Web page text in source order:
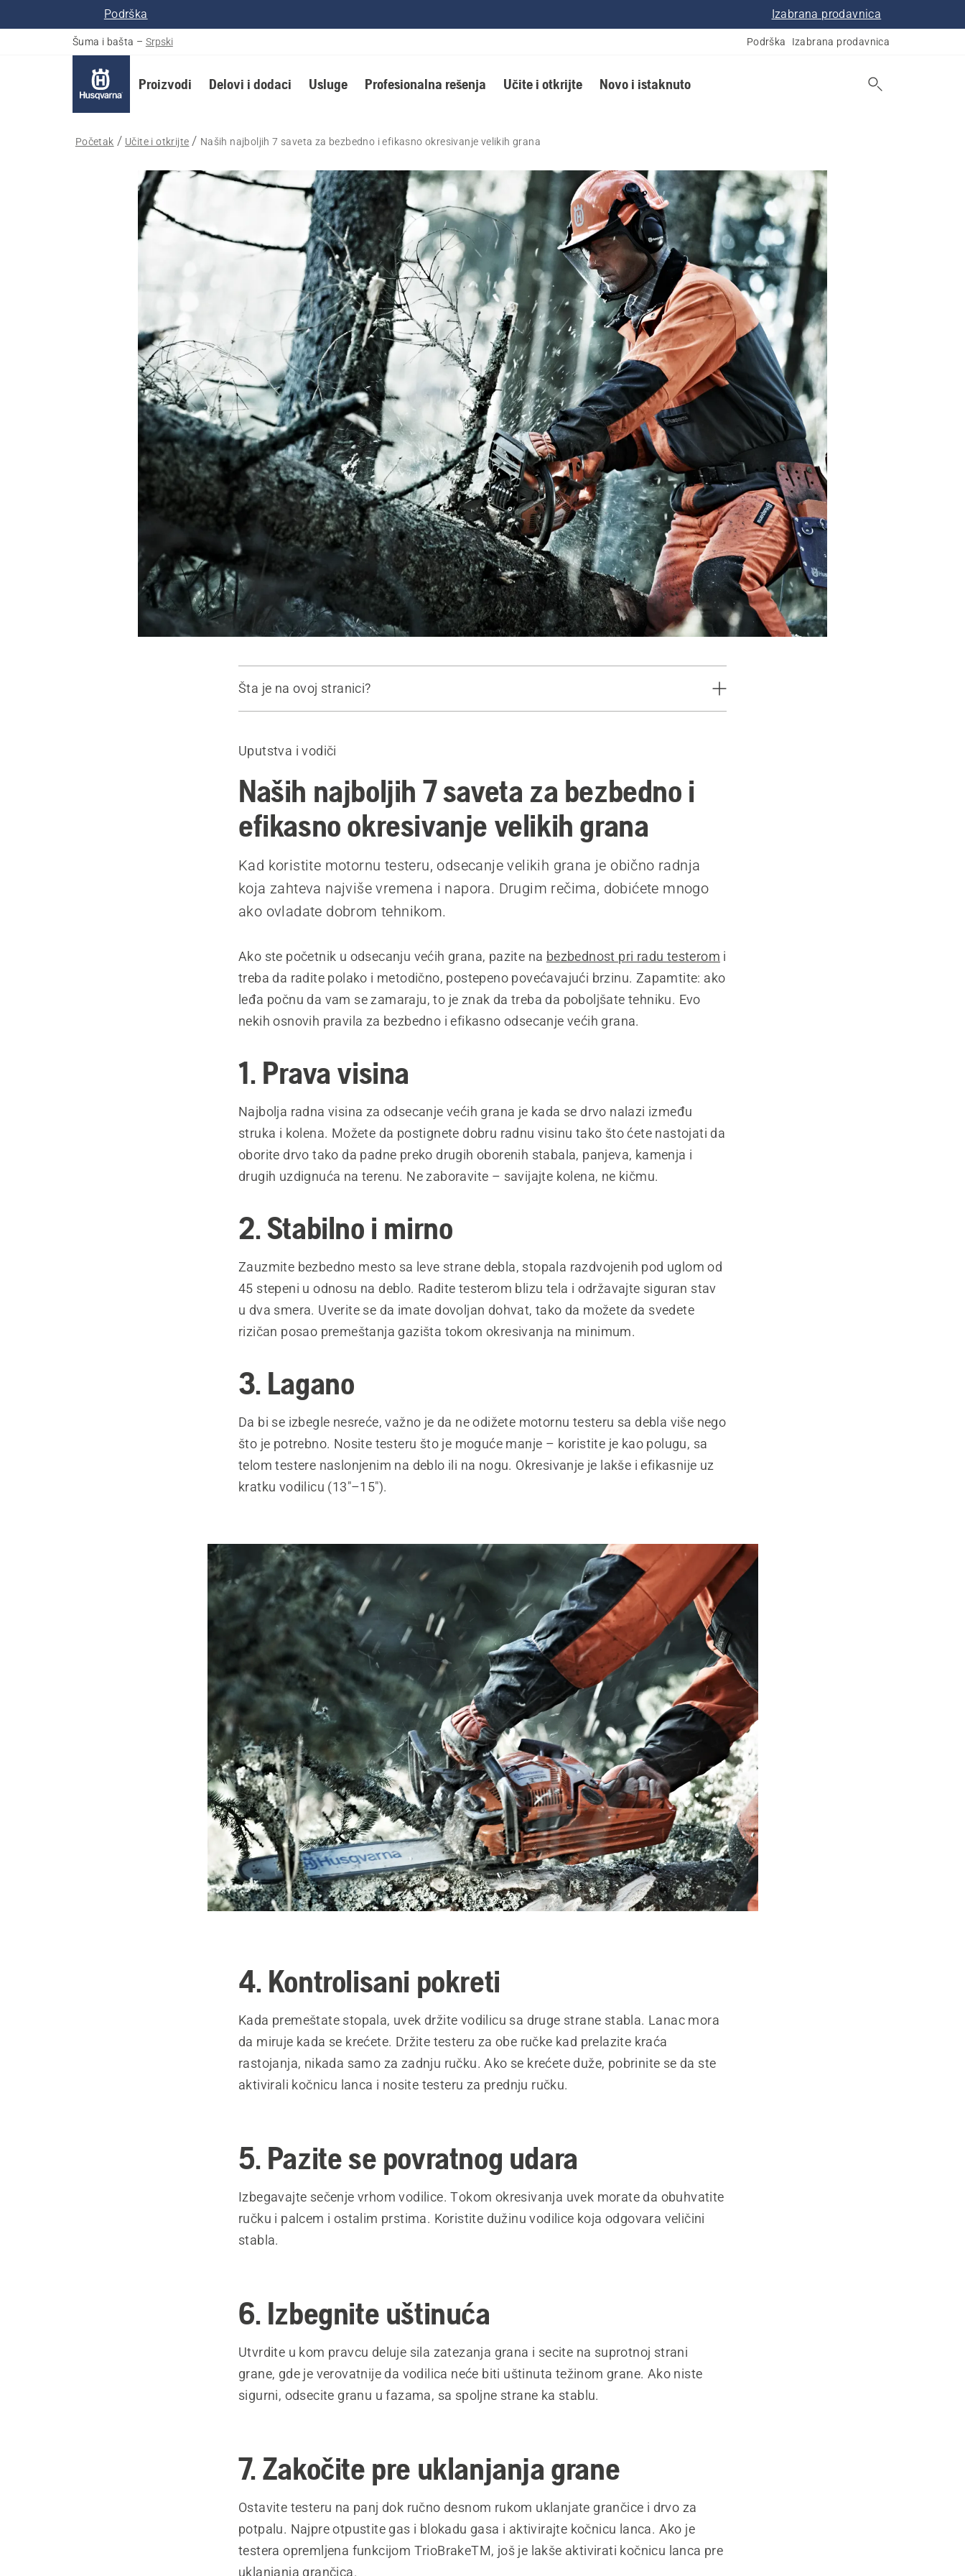
Podrška Izabrana prodavnica
Šuma i bašta – Srpski Podrška Izabrana prodavnica
Proizvodi Delovi i dodaci Usluge Profesionalna rešenja Učite i otkrijte Novo i istaknuto
Početak Učite i otkrijte Naših najboljih 7 saveta za bezbedno i efikasno okresivanje velikih grana
Šta je na ovoj stranici?
Vodič
Preporučeni proizvodi
Uputstva i vodiči
Naših najboljih 7 saveta za bezbedno i
efikasno okresivanje velikih grana
Kad koristite motornu testeru, odsecanje velikih grana je obično radnja
koja zahteva najviše vremena i napora. Drugim rečima, dobićete mnogo
ako ovladate dobrom tehnikom.
Ako ste početnik u odsecanju većih grana, pazite na bezbednost pri radu testerom i
treba da radite polako i metodično, postepeno povećavajući brzinu. Zapamtite: ako
leđa počnu da vam se zamaraju, to je znak da treba da poboljšate tehniku. Evo
nekih osnovih pravila za bezbedno i efikasno odsecanje većih grana.
1. Prava visina
Najbolja radna visina za odsecanje većih grana je kada se drvo nalazi između
struka i kolena. Možete da postignete dobru radnu visinu tako što ćete nastojati da
oborite drvo tako da padne preko drugih oborenih stabala, panjeva, kamenja i
drugih uzdignuća na terenu. Ne zaboravite – savijajte kolena, ne kičmu.
2. Stabilno i mirno
Zauzmite bezbedno mesto sa leve strane debla, stopala razdvojenih pod uglom od
45 stepeni u odnosu na deblo. Radite testerom blizu tela i održavajte siguran stav
u dva smera. Uverite se da imate dovoljan dohvat, tako da možete da svedete
rizičan posao premeštanja gazišta tokom okresivanja na minimum.
3. Lagano
Da bi se izbegle nesreće, važno je da ne odižete motornu testeru sa debla više nego
što je potrebno. Nosite testeru što je moguće manje – koristite je kao polugu, sa
telom testere naslonjenim na deblo ili na nogu. Okresivanje je lakše i efikasnije uz
kratku vodilicu (13"–15").
4. Kontrolisani pokreti
Kada premeštate stopala, uvek držite vodilicu sa druge strane stabla. Lanac mora
da miruje kada se krećete. Držite testeru za obe ručke kad prelazite kraća
rastojanja, nikada samo za zadnju ručku. Ako se krećete duže, pobrinite se da ste
aktivirali kočnicu lanca i nosite testeru za prednju ručku.
5. Pazite se povratnog udara
Izbegavajte sečenje vrhom vodilice. Tokom okresivanja uvek morate da obuhvatite
ručku i palcem i ostalim prstima. Koristite dužinu vodilice koja odgovara veličini
stabla.
6. Izbegnite uštinuća
Utvrdite u kom pravcu deluje sila zatezanja grana i secite na suprotnoj strani
grane, gde je verovatnije da vodilica neće biti uštinuta težinom grane. Ako niste
sigurni, odsecite granu u fazama, sa spoljne strane ka stablu.
7. Zakočite pre uklanjanja grane
Ostavite testeru na panj dok ručno desnom rukom uklanjate grančice i drvo za
potpalu. Najpre otpustite gas i blokadu gasa i aktivirajte kočnicu lanca. Ako je
testera opremljena funkcijom TrioBrakeTM, još je lakše aktivirati kočnicu lanca pre
uklanjanja grančica.